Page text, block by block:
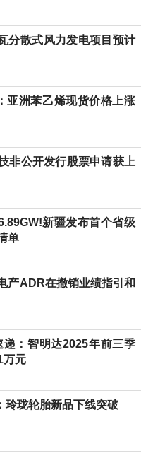
分散式风力发电项目预计
亚洲苯乙烯现货价格上涨
非公开发行股票申请获上
新疆发布首个省级
单
产ADR在撤销业绩指引和
：智明达2025年前三季
万元
玲珑轮胎新品下线突破